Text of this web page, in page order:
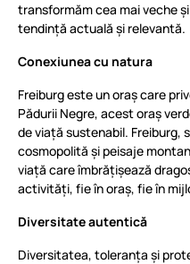
transformăm cea mai veche
tendință actuală și relevantă.
Conexiunea cu natura
Freiburg este un oraș care
Pădurii Negre, acest oraș
de viață sustenabil. Freiburg,
cosmopolită și peisaje
viață care îmbrățișează
activități, fie în oraș, fie în
Diversitate autentică
Diversitatea, toleranța și